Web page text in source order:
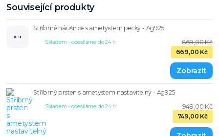
Související produkty
Stříbrné náušnice s ametystem pecky - Ag925
869,00 Kč
669,00 Kč
Skladem - odesíláme do 24 h
Stříbrný prsten s ametystem nastavitelný - Ag925
949,00 Kč
749,00 Kč
Skladem - odesíláme do 24 h